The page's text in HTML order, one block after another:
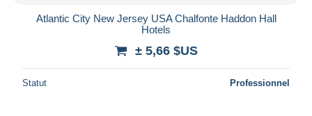
Bancontact
Atlantic City New Jersey USA Chalfonte Haddon Hall
Hotels
± 5,66 $US
Statut Professionnel